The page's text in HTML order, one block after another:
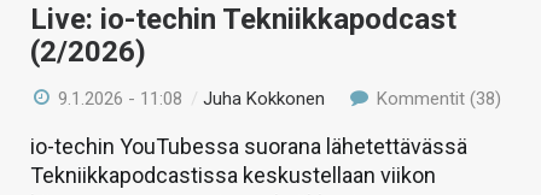
Live: io-techin Tekniikkapodcast
(2/2026)
9.1.2026 - 11:08 /Juha Kokkonen Kommentit (38)
io-techin YouTubessa suorana lähetettävässä
Tekniikkapodcastissa keskustellaan viikon